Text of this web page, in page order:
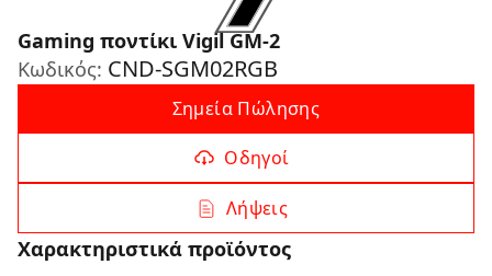
Gaming ποντίκι Vigil GM-2
Κωδικός: CND-SGM02RGB
Σημεία Πώλησης
Οδηγοί
Λήψεις
Χαρακτηριστικά προϊόντος